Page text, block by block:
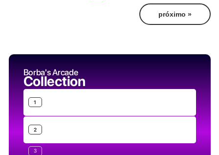
próximo »
Borba's Arcade
Collection
1
2
3